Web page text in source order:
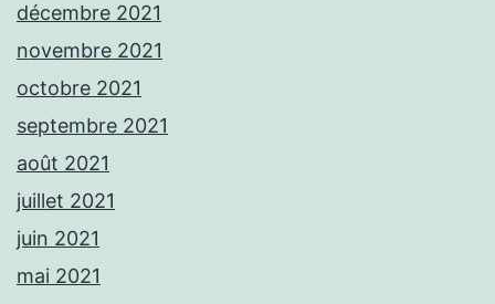
décembre 2021
novembre 2021
octobre 2021
septembre 2021
août 2021
juillet 2021
juin 2021
mai 2021